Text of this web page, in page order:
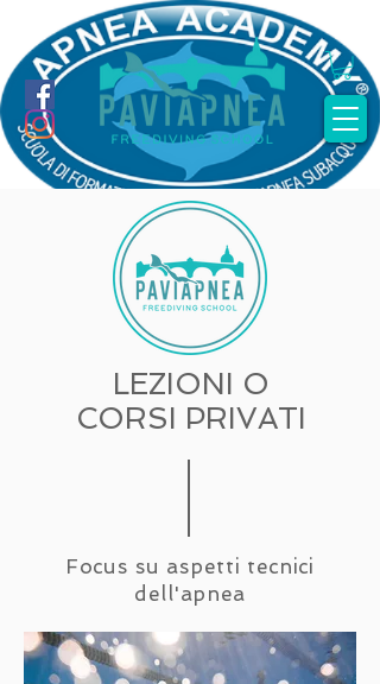
LEZIONI O
CORSI PRIVATI
Focus su aspetti tecnici
dell'apnea